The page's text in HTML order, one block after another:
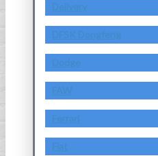
Delivery
DFSK Dongfeng
Dodge
FAW
Ferrari
Fiat